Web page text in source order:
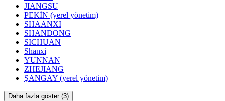
JIANGSU
PEKİN (yerel yönetim)
SHAANXI
SHANDONG
SICHUAN
Shanxi
YUNNAN
ZHEJIANG
ŞANGAY (yerel yönetim)
Daha fazla göster (3)